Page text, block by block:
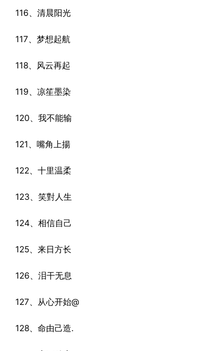
116、清晨阳光
117、梦想起航
118、风云再起ゞ
119、凉笙墨染
120、我不能输
121、嘴角上揚
122、十里温柔
123、笑對人生
124、相信自己
125、来日方长
126、泪干无息
127、从心开始@
128、命由己造.